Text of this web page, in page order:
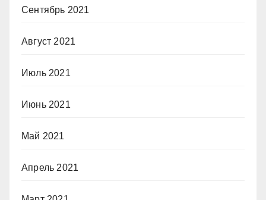
Сентябрь 2021
Август 2021
Июль 2021
Июнь 2021
Май 2021
Апрель 2021